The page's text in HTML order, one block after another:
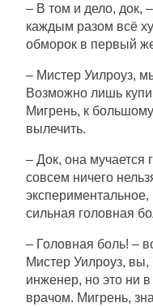
– В том и дело, док,
каждым разом всё
обморок в первый
– Мистер Уилроуз,
Возможно лишь
Мигрень, к
вылечить.
– Док, она мучается
совсем ничего
сильная головная
– Головная боль! –
Мистер Уилроуз,
инженер, но это ни
врачом. Мигрень,